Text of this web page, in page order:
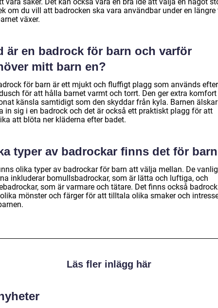
vara säker. Det kan också vara en bra idé att välja en något
om du vill att badrocken ska vara användbar under en längre
växer.
är en badrock för barn och varför
mitt barn en?
för barn är ett mjukt och fluffigt plagg som används
för att hålla barnet varmt och torrt. Den ger extra
känsla samtidigt som den skyddar från kyla. Barnen
in sig i en badrock och det är också ett praktiskt plagg för att
att blöta ner kläderna efter badet.
typer av badrockar finns det för
olika typer av badrockar för barn att välja mellan. De
inkluderar bomullsbadrockar, som är lätta och luftiga, och
som är varmare och tätare. Det finns också
mönster och färger för att tilltala olika smaker och
Läs fler inlägg här